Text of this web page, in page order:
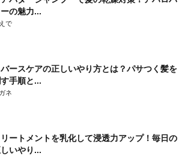
の魅力...
で
バースケアの正しいやり方とは？パサつく髪を
手順と...
ネ
リートメントを乳化して浸透力アップ！毎日の
いやり...